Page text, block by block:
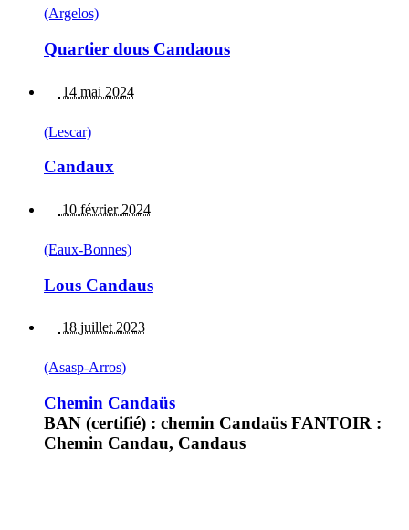
(Argelos)
Quartier dous Candaous
14 mai 2024
(Lescar)
Candaux
10 février 2024
(Eaux-Bonnes)
Lous Candaus
18 juillet 2023
(Asasp-Arros)
Chemin Candaüs
BAN (certifié) : chemin Candaüs FANTOIR :
Chemin Candau, Candaus